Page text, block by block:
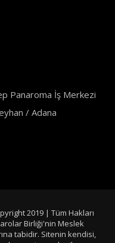
Panaroma İş Merkezi
/ Adana
2019 | Tüm Hakları
Birliği'nin Meslek
tabidir. Sitenin kendisi,